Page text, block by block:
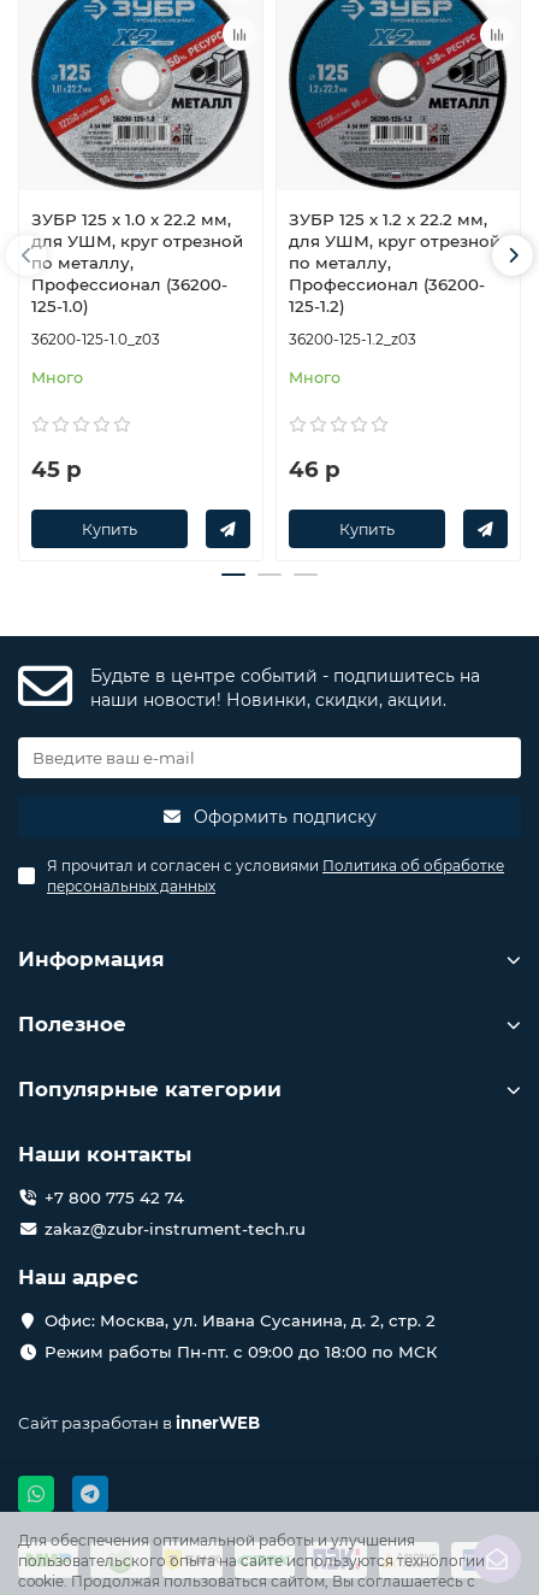
ЗУБР 125 x 1.0 x 22.2 мм,
для УШМ, круг отрезной
по металлу,
Профессионал (36200-
125-1.0)
36200-125-1.0_z03
Много
45 р
Купить
ЗУБР 125 x 1.2 x 22.2 мм,
для УШМ, круг отрезной
по металлу,
Профессионал (36200-
125-1.2)
36200-125-1.2_z03
Много
46 р
Купить
Для обеспечения оптимальной работы и улучшения
пользовательского опыта на сайте используются технологии
cookie. Продолжая пользоваться сайтом, Вы соглашаетесь с
Будьте в центре событий - подпишитесь на
наши новости! Новинки, скидки, акции.
Оформить подписку
Я прочитал и согласен с условиями Политика об обработке
персональных данных
Информация
Полезное
Популярные категории
Наши контакты
+7 800 775 42 74
zakaz@zubr-instrument-tech.ru
Наш адрес
Офис: Москва, ул. Ивана Сусанина, д. 2, стр. 2
Режим работы Пн-пт. с 09:00 до 18:00 по МСК
Сайт разработан вinnerWEB